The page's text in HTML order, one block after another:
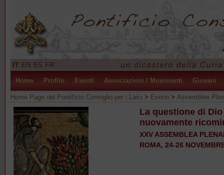
IT EN ES FR
Home Profilo Eventi Associazioni / Movimenti Giovani
Home Page del Pontificio Consiglio per i Laici > Eventi > Assemblee
La questione di
nuovamente
XXV ASSEMBLEA
ROMA, 24-26